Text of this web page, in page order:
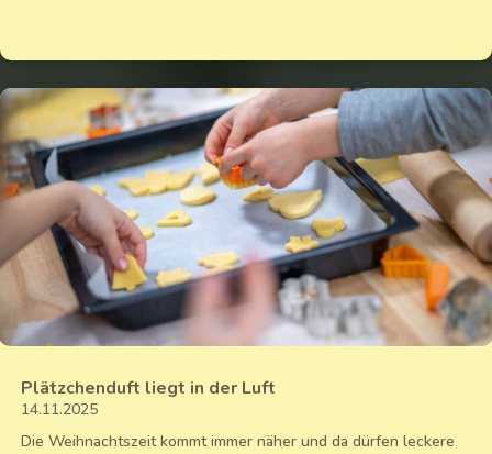
Plätzchenduft liegt in der Luft
14.11.2025
Die Weihnachtszeit kommt immer näher und da dürfen leckere